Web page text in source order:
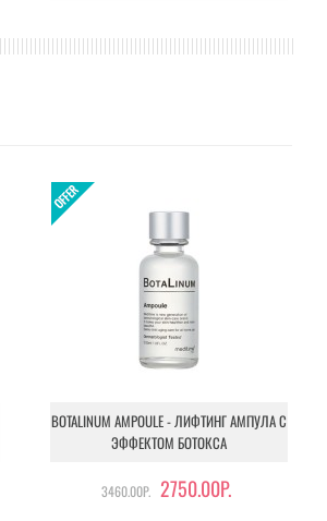
BOTALINUM AMPOULE - ЛИФТИНГ АМПУЛА С
ЭФФЕКТОМ БОТОКСА
3460.00Р. 2750.00Р.